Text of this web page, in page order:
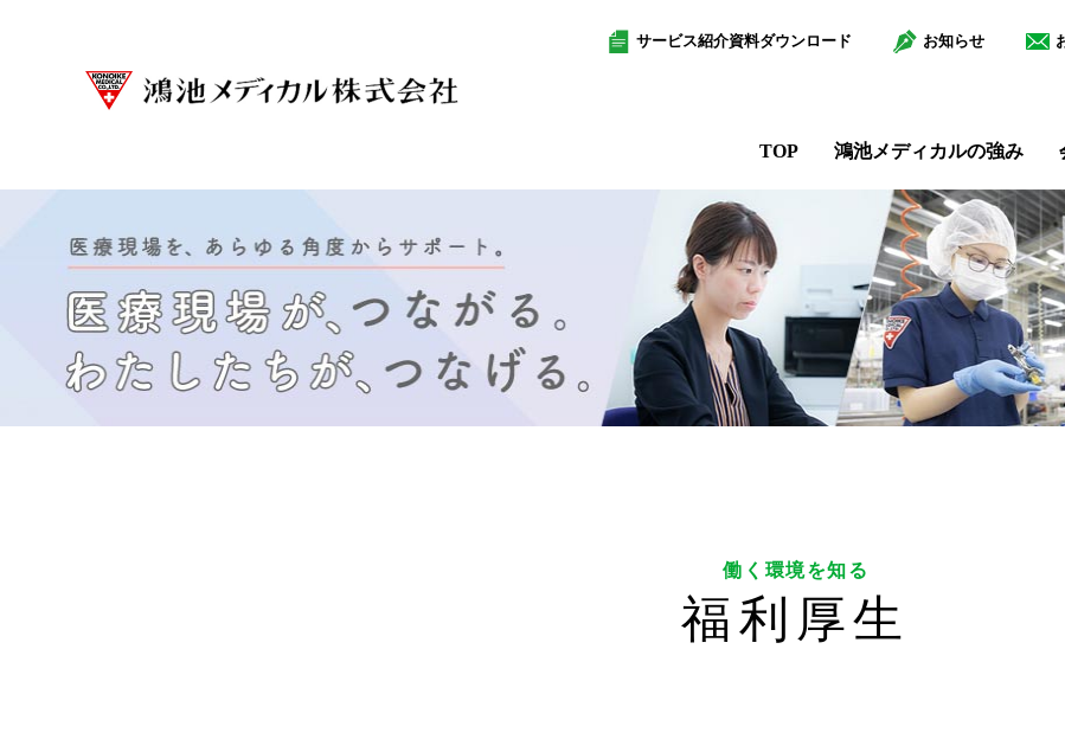
TOP 鴻池メディカルの強み
鴻池メディカルの強み
信頼される企業として 鴻
数字で知る鴻池メディカル
会社案内 ごあいさつ
経営理念
会社概要
沿革
組織図
営業所のご案内
本社アクセス
CSR方針
マルチステ
事業案内 洗浄・滅菌サービス
院内滅菌サービス
院外滅菌サービス
学校健診サービス
物品管理サービス
診療材料管理サービス
医薬品管理サービス
サ
環境測定・特別清掃(医療施設)サービス
設備機器・器材レンタルサービス
旧病院の残置物処理業者紹介サービス
関係者の方へ
病院・医療関係者の方
学校関係者の方
採用情報 事業について
鴻池メディカルとは
３分で分かる鴻池メディカル
数字で知る鴻池メディカル
社員インタビュー
病院×課長
病院×責任者
物流×課長
病院×新卒
病院×課長
働く環境を知る
研修制度
福利厚生
女性の活躍推進
サービス紹介資料ダウンロード お知らせ
働く環境を知る
福利厚生